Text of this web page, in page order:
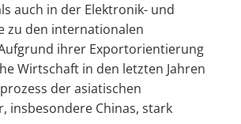
auch in der Elektronik- und
zu den internationalen
ihrer Exportorientierung
Wirtschaft in den letzten Jahren
der asiatischen
insbesondere Chinas, stark